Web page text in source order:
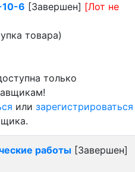
10-6 [Завершен] [Лот не
товара)
только
или зарегистрироваться
работы [Завершен]